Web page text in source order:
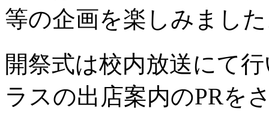
等の企画を楽しみまし
開祭式は校内放送にて
ラスの出店案内のPRを